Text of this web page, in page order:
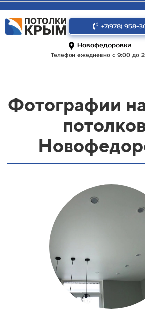
+7(978) 958-
Новофедоровка
Телефон ежедневно с 9:00 до
Фотографии